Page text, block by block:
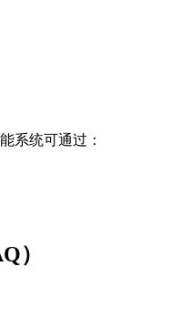
系统可通过：
）